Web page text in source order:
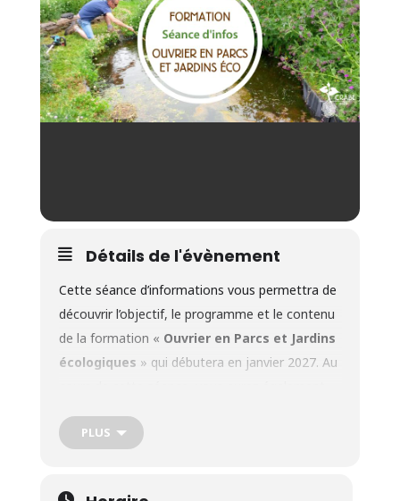
Détails de l'évènement
Cette séance d’informations vous permettra de
découvrir l’objectif, le programme et le contenu
de la formation « Ouvrier en Parcs et Jardins
écologiques » qui débutera en janvier 2027. Au
motivations et de poser toutes vos questions
PLUS